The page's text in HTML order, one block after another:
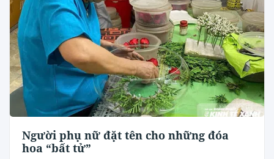
Người phụ nữ đặt tên cho những đóa
hoa “bất tử”